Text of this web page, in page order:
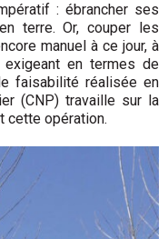
: ébrancher ses
terre. Or, couper les
manuel à ce jour, à
en termes de
faisabilité réalisée en
(CNP) travaille sur la
cette opération.